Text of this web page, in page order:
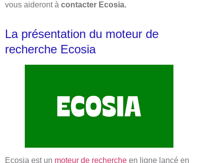
vous aideront à contacter Ecosia.
La présentation du moteur de
recherche Ecosia
Ecosia est un moteur de recherche en ligne lancé en